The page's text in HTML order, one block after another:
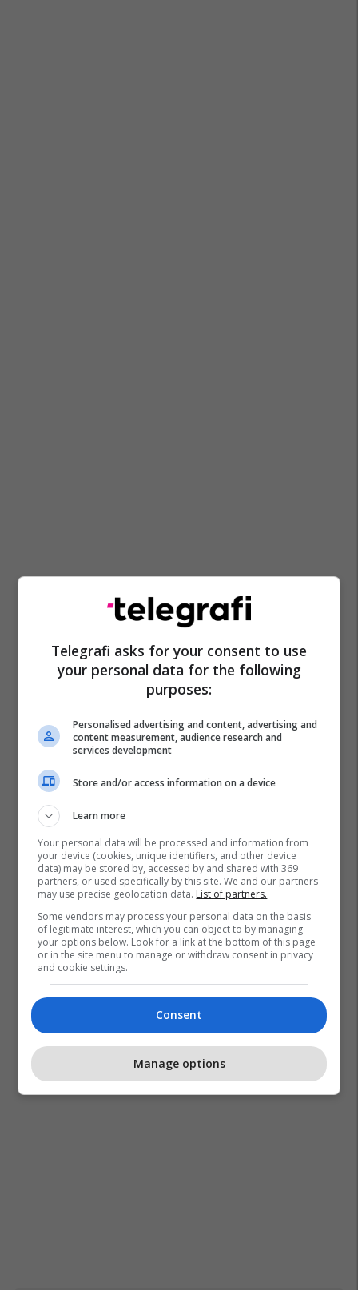
Young Zerka
Telegrafi asks for your consent to use
your personal data for the following
purposes:
Personalised advertising and content, advertising and
content measurement, audience research and
services development
Store and/or access information on a device
Learn more
Your personal data will be processed and information from
your device (cookies, unique identifiers, and other device
data) may be stored by, accessed by and shared with 369
partners, or used specifically by this site. We and our partners
may use precise geolocation data. List of partners.
Some vendors may process your personal data on the basis
of legitimate interest, which you can object to by managing
your options below. Look for a link at the bottom of this page
or in the site menu to manage or withdraw consent in privacy
and cookie settings.
Consent
Manage options